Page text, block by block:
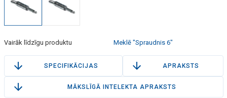
Vairāk līdzīgu produktu Meklē "Spraudnis 6"
SPECIFIKĀCIJAS APRAKSTS
MĀKSLĪGĀ INTELEKTA APRAKSTS